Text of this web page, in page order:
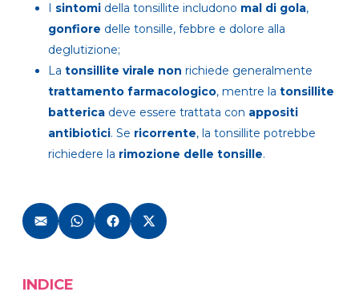
sintomi della tonsillite includono mal di gola,
gonfiore delle tonsille, febbre e dolore alla
deglutizione;
La tonsillite virale non richiede generalmente
trattamento farmacologico, mentre la tonsillite
batterica deve essere trattata con appositi
antibiotici. Se ricorrente, la tonsillite potrebbe
richiedere la rimozione delle tonsille.
INDICE